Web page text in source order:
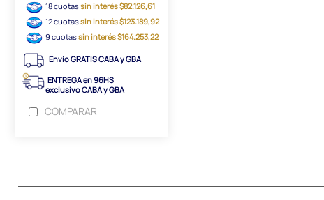
18 cuotassin interés $82.126,61
12 cuotassin interés $123.189,92
9 cuotassin interés $164.253,22
Envío GRATIS CABA y GBA
ENTREGA en 96HS
exclusivo CABA y GBA
COMPARAR